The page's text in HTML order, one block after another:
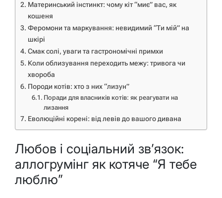
Материнський інстинкт: чому кіт “миє” вас, як
кошеня
Феромони та маркування: невидимий “Ти мій” на
шкірі
Смак солі, уваги та гастрономічні примхи
Коли облизування переходить межу: тривога чи
хвороба
Породи котів: хто з них “лизун”
Поради для власників котів: як реагувати на
лизання
Еволюційні корені: від левів до вашого дивана
Любов і соціальний зв’язок:
аллогрумінг як котяче “Я тебе
люблю”